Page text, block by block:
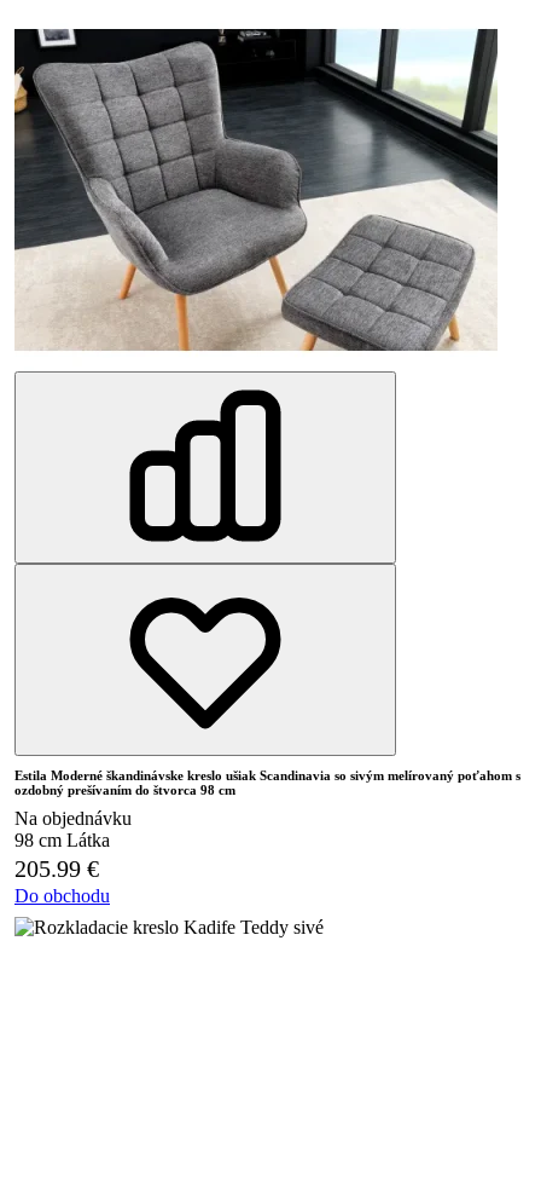
Estila Moderné škandinávske kreslo ušiak Scandinavia so sivým melírovaný poťahom s
ozdobný prešívaním do štvorca 98 cm
Na objednávku
98 cm Látka
205.99 €
Do obchodu